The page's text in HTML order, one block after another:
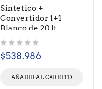
Sintetico +
Convertidor 1+1
Blanco de 20 lt
$538.986
AÑADIR AL CARRITO